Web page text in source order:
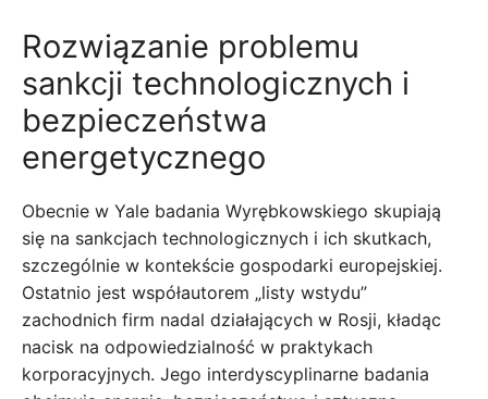
Rozwiązanie problemu
sankcji technologicznych i
bezpieczeństwa
energetycznego
Obecnie w Yale badania Wyrębkowskiego skupiają
się na sankcjach technologicznych i ich skutkach,
szczególnie w kontekście gospodarki europejskiej.
Ostatnio jest współautorem „listy wstydu”
zachodnich firm nadal działających w Rosji, kładąc
nacisk na odpowiedzialność w praktykach
korporacyjnych. Jego interdyscyplinarne badania